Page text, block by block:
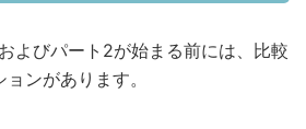
よびパート2が始まる前には、比較
ンがあります。